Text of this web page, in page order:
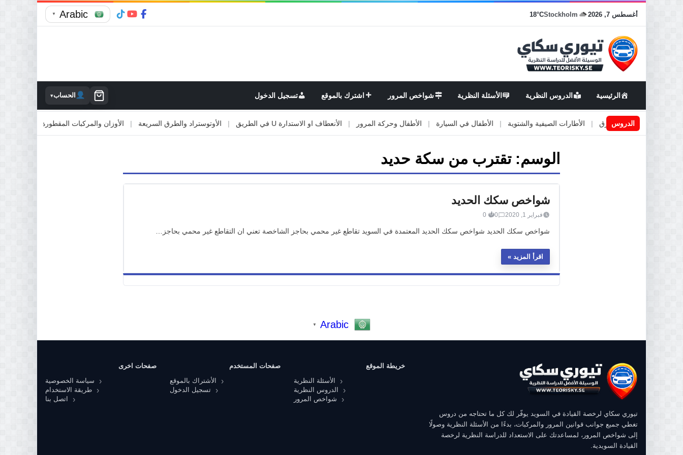
أغسطس 7, 2026 Stockholm
18°C
Arabic
▼
الرئيسية الدروس النظرية الأسئلة النظرية شواخص المرور اشترك بالموقع تسجيل الدخول الحساب▾
الدروس
اعمال او صيانة الطرق الأطارات الصيفية والشتوية | الأطفال في السيارة | الأطفال وحركة المرور | الأنعطاف او الاستدارة U في الطريق الأوتوستراد والطرق السريعة | الأوزان والمركبات المقطورة | الاصطدام
الوسم:تقترب من سكة حديد
شواخص سكك الحديد
فبراير 1, 2020 0
0
شواخص سكك الحديد شواخص سكك الحديد المعتمدة في السويد تقاطع غير محمي بحاجز الشاخصة تعني ان التقاطع غير محمي بحاجز…
اقرأ المزيد
Arabic
▼
تيوري سكاي لرخصة القيادة في السويد يوفّر لك كل ما تحتاجه من دروس
تغطي جميع جوانب قوانين المرور والمركبات، بدءًا من الأسئلة النظرية وصولًا
إلى شواخص المرور، لمساعدتك على الاستعداد للدراسة النظرية لرخصة
القيادة السويدية.
خريطة الموقع
الأسئلة النظرية
الدروس النظرية
شواخص المرور
صفحات المستخدم
الأشتراك بالموقع
تسجيل الدخول
صفحات اخرى
سياسة الخصوصية
طريقة الاستخدام
اتصل بنا